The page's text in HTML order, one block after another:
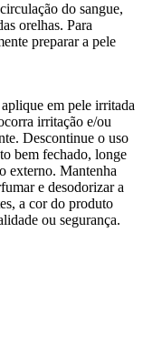
do sangue,
orelhas. Para
preparar a pele
em pele irritada
irritação e/ou
Descontinue o uso
bem fechado, longe
externo. Mantenha
e desodorizar a
a cor do produto
ou segurança.